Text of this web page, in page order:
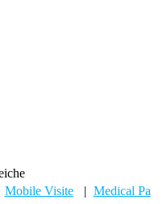
Mobile Visite
Medical Pa